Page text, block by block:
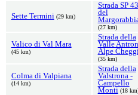
Sette Termini (29 km)
Strada SP 43
del
(27 km)
Valico di Val Mara
(45 km)
Strada della
Valle
Alpe
(35 km)
Colma di Valpiana
(14 km)
Strada della
Valstrona -
Campello
Monti (18